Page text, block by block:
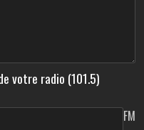
votre radio (101.5)
FM